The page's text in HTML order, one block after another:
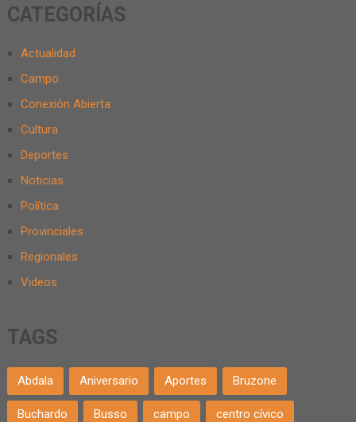
CATEGORÍAS
Actualidad
Campo
Conexión Abierta
Cultura
Deportes
Noticias
Política
Provinciales
Regionales
Videos
TAGS
Abdala Aniversario Aportes Bruzone
Buchardo Busso campo centro cívico